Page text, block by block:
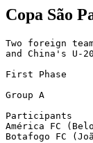
Copa São
Two foreign
and China's U-
First Phase
Group A
Participants
América FC
Botafogo FC